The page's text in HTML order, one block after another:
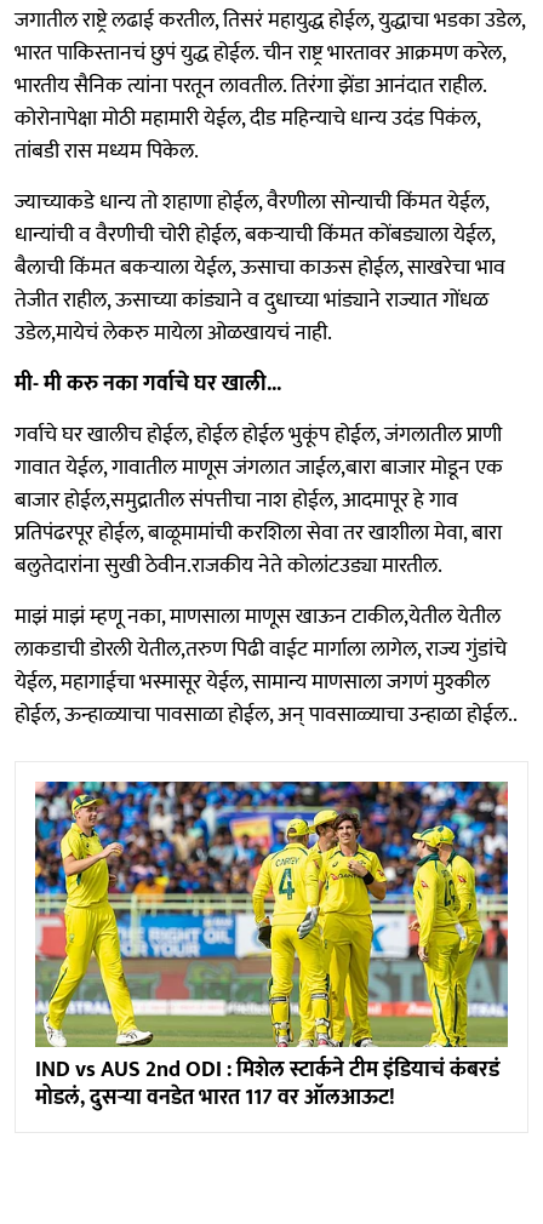
जगातील राष्ट्रे लढाई करतील, तिसरं महायुद्ध होईल, युद्धाचा भडका उडेल,
भारत पाकिस्तानचं छुपं युद्ध होईल. चीन राष्ट्र भारतावर आक्रमण करेल,
भारतीय सैनिक त्यांना परतून लावतील. तिरंगा झेंडा आनंदात राहील.
कोरोनापेक्षा मोठी महामारी येईल, दीड महिन्याचे धान्य उदंड पिकंल,
तांबडी रास मध्यम पिकेल.
ज्याच्याकडे धान्य तो शहाणा होईल, वैरणीला सोन्याची किंमत येईल,
धान्यांची व वैरणीची चोरी होईल, बकऱ्याची किंमत कोंबड्याला येईल,
बैलाची किंमत बकऱ्याला येईल, ऊसाचा काऊस होईल, साखरेचा भाव
तेजीत राहील, ऊसाच्या कांड्याने व दुधाच्या भांड्याने राज्यात गोंधळ
उडेल,मायेचं लेकरु मायेला ओळखायचं नाही.
मी- मी करु नका गर्वाचे घर खाली...
गर्वाचे घर खालीच होईल, होईल होईल भुकूंप होईल, जंगलातील प्राणी
गावात येईल, गावातील माणूस जंगलात जाईल,बारा बाजार मोडून एक
बाजार होईल,समुद्रातील संपत्तीचा नाश होईल, आदमापूर हे गाव
प्रतिपंढरपूर होईल, बाळूमामांची करशिला सेवा तर खाशीला मेवा, बारा
बलुतेदारांना सुखी ठेवीन.राजकीय नेते कोलांटउड्या मारतील.
माझं माझं म्हणू नका, माणसाला माणूस खाऊन टाकील,येतील येतील
लाकडाची डोरली येतील,तरुण पिढी वाईट मार्गाला लागेल, राज्य गुंडांचे
येईल, महागाईचा भस्मासूर येईल, सामान्य माणसाला जगणं मुश्कील
होईल, ऊन्हाळ्याचा पावसाळा होईल, अन् पावसाळ्याचा उन्हाळा होईल..
IND vs AUS 2nd ODI : मिशेल स्टार्कने टीम इंडियाचं कंबरडं
मोडलं, दुसऱ्या वनडेत भारत 117 वर ऑलआऊट!